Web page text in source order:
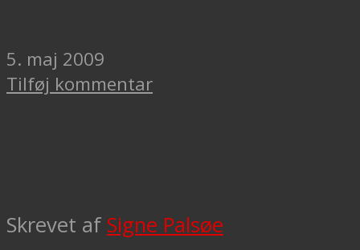
5. maj 2009
Tilføj kommentar
Skrevet af Signe Palsøe